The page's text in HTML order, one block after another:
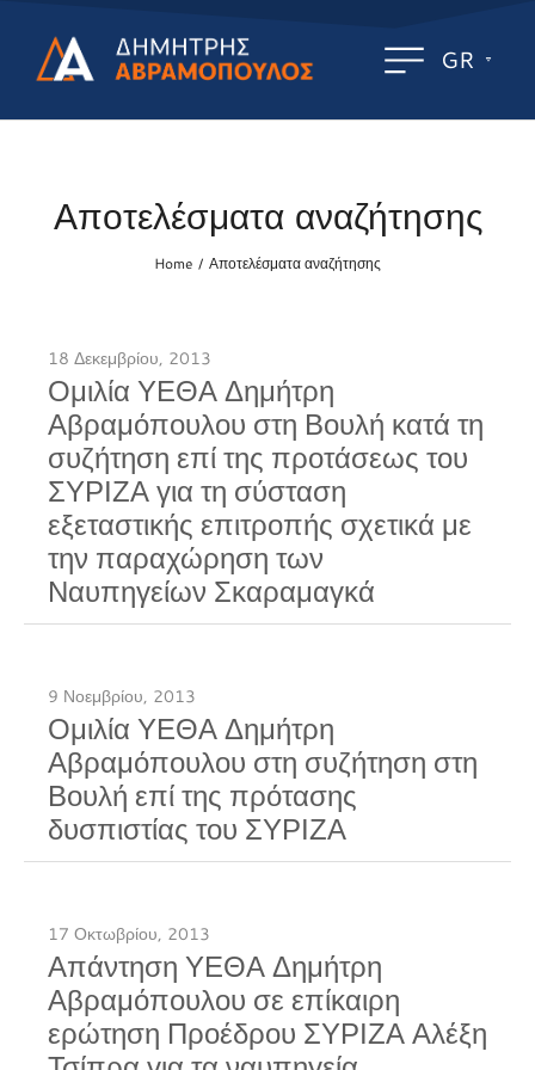
GR
Αποτελέσματα αναζήτησης
Home / Αποτελέσματα αναζήτησης
18 Δεκεμβρίου, 2013
Ομιλία ΥΕΘΑ Δημήτρη
Αβραμόπουλου στη Βουλή κατά τη
συζήτηση επί της προτάσεως του
ΣΥΡΙΖΑ για τη σύσταση
εξεταστικής επιτροπής σχετικά με
την παραχώρηση των
Ναυπηγείων Σκαραμαγκά
9 Νοεμβρίου, 2013
Ομιλία ΥΕΘΑ Δημήτρη
Αβραμόπουλου στη συζήτηση στη
Βουλή επί της πρότασης
δυσπιστίας του ΣΥΡΙΖΑ
17 Οκτωβρίου, 2013
Απάντηση ΥΕΘΑ Δημήτρη
Αβραμόπουλου σε επίκαιρη
ερώτηση Προέδρου ΣΥΡΙΖΑ Αλέξη